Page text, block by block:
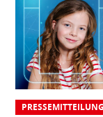
PRESSEMITTEILUNG